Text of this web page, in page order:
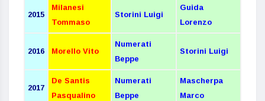
2015
Milanesi
Tommaso
Storini Luigi
Guida
Lorenzo
2016 Morello Vito
Numerati
Beppe
Storini Luigi
2017
De Santis
Pasqualino
Numerati
Beppe
Mascherpa
Marco